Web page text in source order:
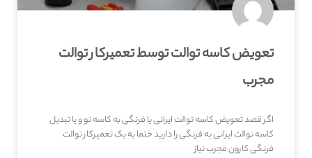
تعویض کاسه توالت توسط تعمیرکار توالت
مجرب
اگر قصد تعویض کاسه توالت ایرانی یا فرنگی به کاسه نو و یا تبدیل
کاسه توالت ایرانی به فرنگی را دارید حتما به یک تعمیرکار توالت
فرنگی کارون مجرب نیاز